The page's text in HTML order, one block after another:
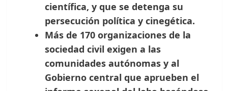
científica, y que se detenga su
persecución política y cinegética.
Más de 170 organizaciones de la
sociedad civil exigen a las
comunidades autónomas y al
Gobierno central que aprueben el